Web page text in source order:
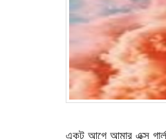
একটু আগে আমার এক্স